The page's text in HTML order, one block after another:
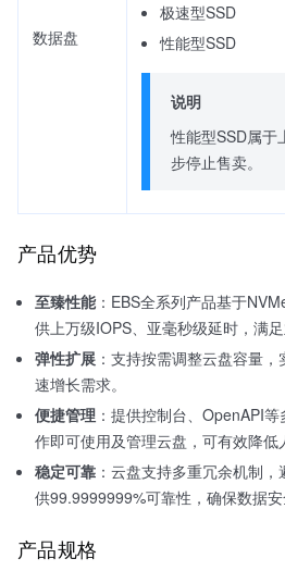
数据盘
极速型SSD
性能型SSD
说明
性能型SSD属于
步停止售卖。
产品优势
至臻性能：EBS全系列产品基于
供上万级IOPS、亚毫秒级延时，满足
弹性扩展 ：支持按需调整云盘容量
速增长需求。
便捷管理 ：提供控制台、OpenAPI
作即可使用及管理云盘，可有效降低
稳定可靠 ：云盘支持多重冗余机制
供99.9999999%可靠性，确保数据安
产品规格